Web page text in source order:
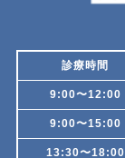
診療時間
9:00〜12:00
9:00〜15:00
13:30〜18:00